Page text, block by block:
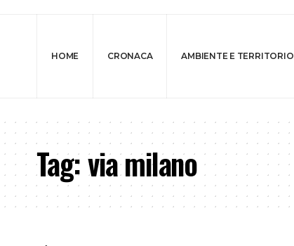
HOME CRONACA AMBIENTE E TERRITORIO
Tag:via milano